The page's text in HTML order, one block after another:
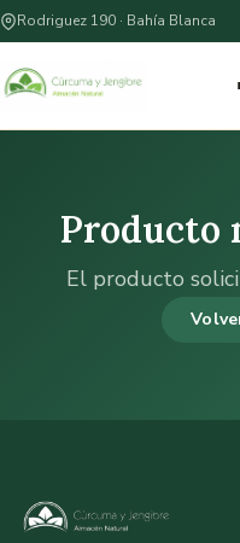
Rodriguez 190 · Bahía Blanca
Producto
El producto